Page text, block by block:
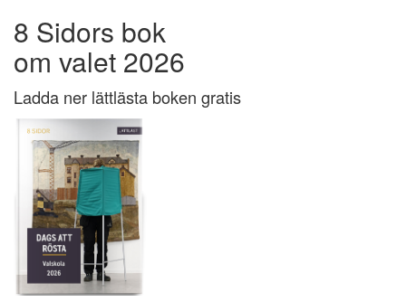
8 Sidors bok
om valet 2026
Ladda ner lättlästa boken gratis